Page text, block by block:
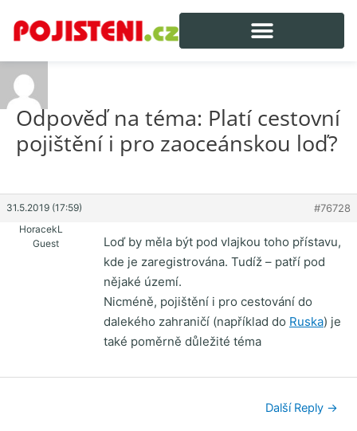
Odpověď na téma: Platí cestovní
pojištění i pro zaoceánskou loď?
31.5.2019 (17:59) #76728
HoracekL
Guest
Loď by měla být pod vlajkou toho přístavu,
kde je zaregistrována. Tudíž – patří pod
nějaké území.
Nicméně, pojištění i pro cestování do
dalekého zahraničí (například do Ruska) je
také poměrně důležité téma
Další Reply →